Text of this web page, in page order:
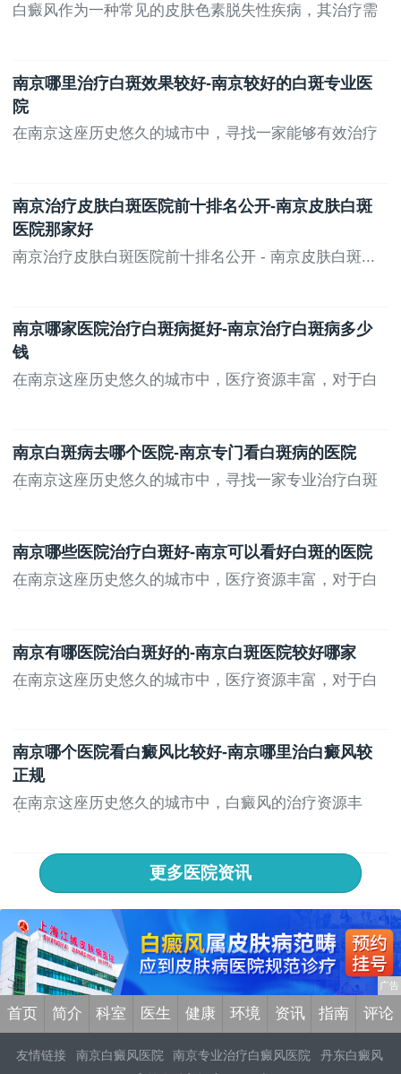
白癜风作为一种常见的皮肤色素脱失性疾病，其治疗需
南京哪里治疗白斑效果较好-南京较好的白斑专业医
院
在南京这座历史悠久的城市中，寻找一家能够有效治疗
南京治疗皮肤白斑医院前十排名公开-南京皮肤白斑
医院那家好
南京治疗皮肤白斑医院前十排名公开 - 南京皮肤白斑...
南京哪家医院治疗白斑病挺好-南京治疗白斑病多少
钱
在南京这座历史悠久的城市中，医疗资源丰富，对于白
南京白斑病去哪个医院-南京专门看白斑病的医院
在南京这座历史悠久的城市中，寻找一家专业治疗白斑
南京哪些医院治疗白斑好-南京可以看好白斑的医院
在南京这座历史悠久的城市中，医疗资源丰富，对于白
南京有哪医院治白斑好的-南京白斑医院较好哪家
在南京这座历史悠久的城市中，医疗资源丰富，对于白
南京哪个医院看白癜风比较好-南京哪里治白癜风较
正规
在南京这座历史悠久的城市中，白癜风的治疗资源丰
更多医院资讯
首页 简介 科室 医生 健康 环境 资讯 指南 评论
友情链接 南京白癜风医院 南京专业治疗白癜风医院
丹东白癜风